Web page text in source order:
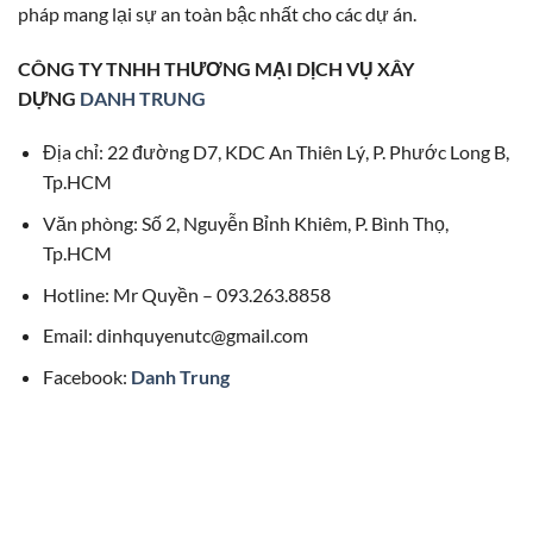
pháp mang lại sự an toàn bậc nhất cho các dự án.
CÔNG TY TNHH THƯƠNG MẠI DỊCH VỤ XÂY
DỰNG DANH TRUNG
Địa chỉ: 22 đường D7, KDC An Thiên Lý, P. Phước Long B,
Tp.HCM
Văn phòng: Số 2, Nguyễn Bỉnh Khiêm, P. Bình Thọ,
Tp.HCM
Hotline: Mr Quyền – 093.263.8858
Email: dinhquyenutc@gmail.com
Facebook: Danh Trung